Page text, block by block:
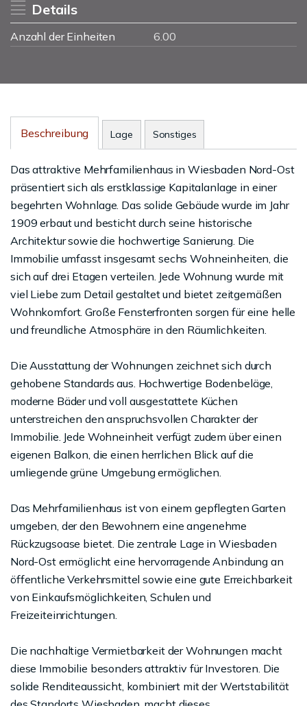
Details
Anzahl der Einheiten 6.00
Beschreibung Lage Sonstiges
Das attraktive Mehrfamilienhaus in Wiesbaden Nord-Ost
präsentiert sich als erstklassige Kapitalanlage in einer
begehrten Wohnlage. Das solide Gebäude wurde im Jahr
1909 erbaut und besticht durch seine historische
Architektur sowie die hochwertige Sanierung. Die
Immobilie umfasst insgesamt sechs Wohneinheiten, die
sich auf drei Etagen verteilen. Jede Wohnung wurde mit
viel Liebe zum Detail gestaltet und bietet zeitgemäßen
Wohnkomfort. Große Fensterfronten sorgen für eine helle
und freundliche Atmosphäre in den Räumlichkeiten.
Die Ausstattung der Wohnungen zeichnet sich durch
gehobene Standards aus. Hochwertige Bodenbeläge,
moderne Bäder und voll ausgestattete Küchen
unterstreichen den anspruchsvollen Charakter der
Immobilie. Jede Wohneinheit verfügt zudem über einen
eigenen Balkon, die einen herrlichen Blick auf die
umliegende grüne Umgebung ermöglichen.
Das Mehrfamilienhaus ist von einem gepflegten Garten
umgeben, der den Bewohnern eine angenehme
Rückzugsoase bietet. Die zentrale Lage in Wiesbaden
Nord-Ost ermöglicht eine hervorragende Anbindung an
öffentliche Verkehrsmittel sowie eine gute Erreichbarkeit
von Einkaufsmöglichkeiten, Schulen und
Freizeiteinrichtungen.
Die nachhaltige Vermietbarkeit der Wohnungen macht
diese Immobilie besonders attraktiv für Investoren. Die
solide Renditeaussicht, kombiniert mit der Wertstabilität